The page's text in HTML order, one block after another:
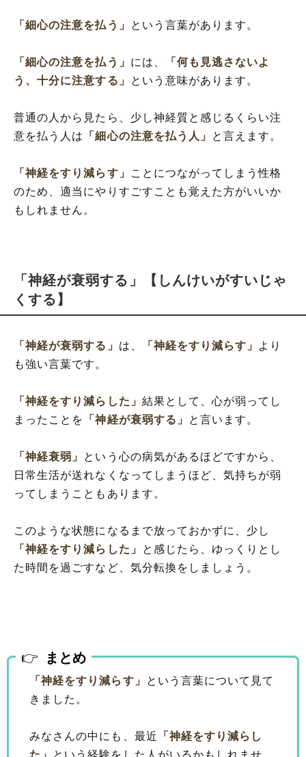
「細心の注意を払う」 という言葉があります。
「細心の注意を払う」 には、
「何も見逃さないよ
う、十分に注意する」
という意味があります。
普通の人から見たら、少し神経質と感じるくらい注
意を払う人は
「細心の注意を払う人」 と言えます。
「神経をすり減らす」
ことにつながってしまう性格
のため、適当にやりすごすことも覚えた方がいいか
もしれません。
「神経が衰弱する」【しんけいがすいじゃ
くする】
「神経が衰弱する」 は、 「神経をすり減らす」 より
も強い言葉です。
「神経をすり減らした」 結果として、心が弱ってし
まったことを
「神経が衰弱する」 と言います。
「神経衰弱」 という心の病気があるほどですから、
日常生活が送れなくなってしまうほど、気持ちが弱
ってしまうこともあります。
このような状態になるまで放っておかずに、少し
「神経をすり減らした」
と感じたら、ゆっくりとし
た時間を過ごすなど、気分転換をしましょう。
まとめ
「神経をすり減らす」
という言葉について見て
きました。
みなさんの中にも、最近
「神経をすり減らし
た」
という経験をした人がいるかもしれませ